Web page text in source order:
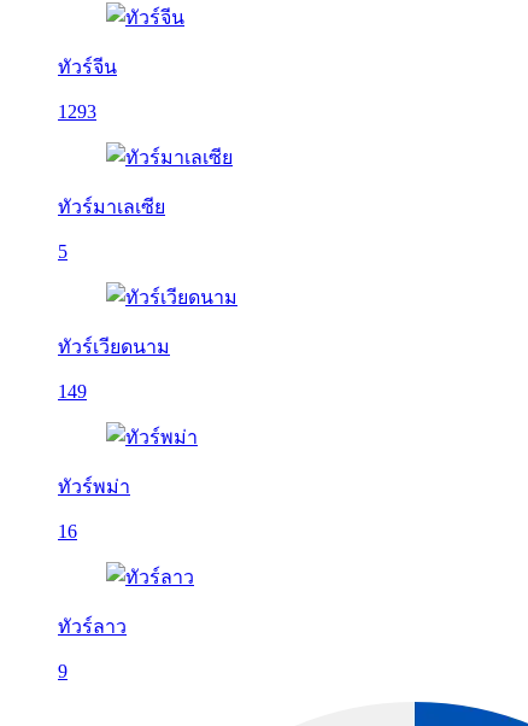
ทัวร์จีน
1293
ทัวร์มาเลเซีย
5
ทัวร์เวียดนาม
149
ทัวร์พม่า
16
ทัวร์ลาว
9